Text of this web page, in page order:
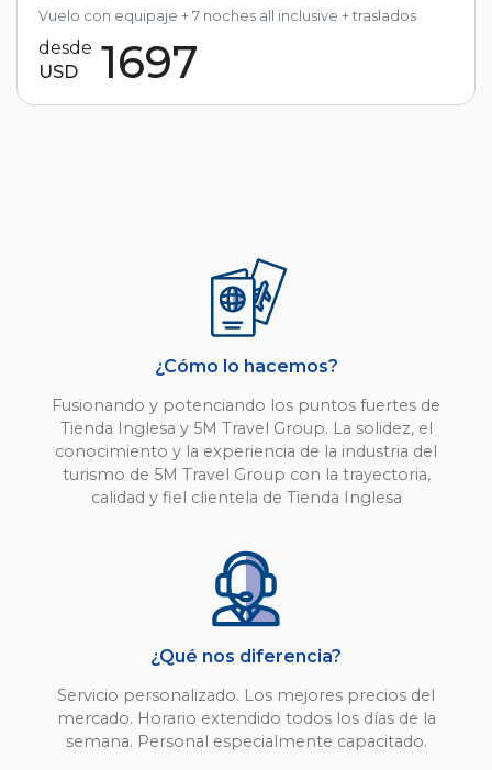
Vuelo con equipaje + 7 noches all inclusive + traslados
desde
USD
1697
¿Cómo lo hacemos?
Fusionando y potenciando los puntos fuertes de
Tienda Inglesa y 5M Travel Group. La solidez, el
conocimiento y la experiencia de la industria del
turismo de 5M Travel Group con la trayectoria,
calidad y fiel clientela de Tienda Inglesa
¿Qué nos diferencia?
Servicio personalizado. Los mejores precios del
mercado. Horario extendido todos los días de la
semana. Personal especialmente capacitado.